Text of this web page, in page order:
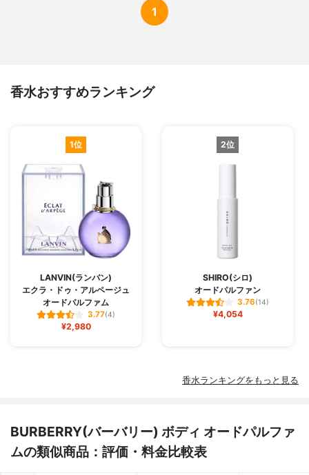
1
香水おすすめランキング
1位
LANVIN(ランバン)
エクラ・ドゥ・アルページュ
オードパルファム
3.77(4)
¥2,980
2位
SHIRO(シロ)
オードパルファン
3.76(14)
¥4,054
香水ランキングをもっと見る
BURBERRY(バーバリー) ボディ オードパルファ
ムの類似商品：評価・料金比較表